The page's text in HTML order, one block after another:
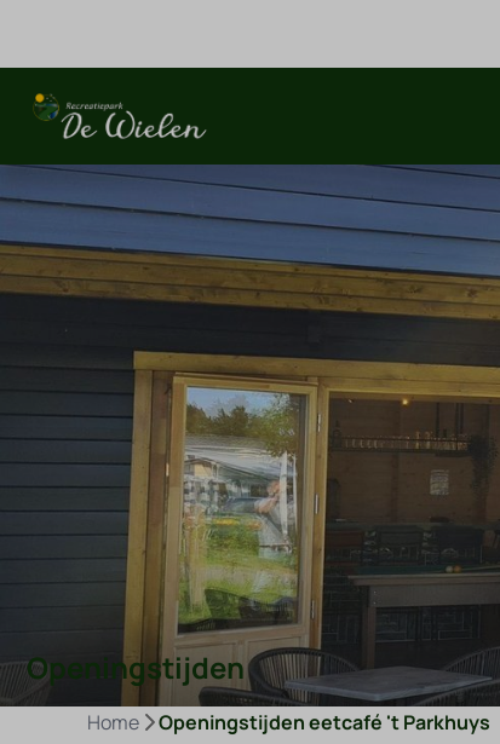
Openingstijden
Home Openingstijden eetcafé 't Parkhuys